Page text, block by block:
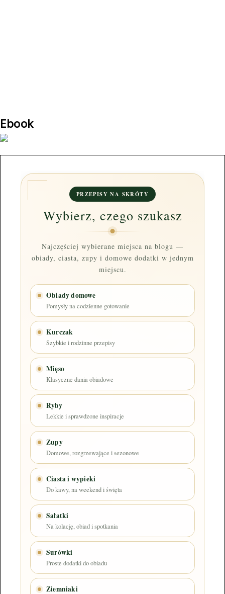
Ebook
PRZEPISY NA SKRÓTY
Wybierz, czego szukasz
Najczęściej wybierane miejsca na blogu —
obiady, ciasta, zupy i domowe dodatki w jednym
miejscu.
Obiady domowe
Pomysły na codzienne gotowanie
Kurczak
Szybkie i rodzinne przepisy
Mięso
Klasyczne dania obiadowe
Ryby
Lekkie i sprawdzone inspiracje
Zupy
Domowe, rozgrzewające i sezonowe
Ciasta i wypieki
Do kawy, na weekend i święta
Sałatki
Na kolację, obiad i spotkania
Surówki
Proste dodatki do obiadu
Ziemniaki